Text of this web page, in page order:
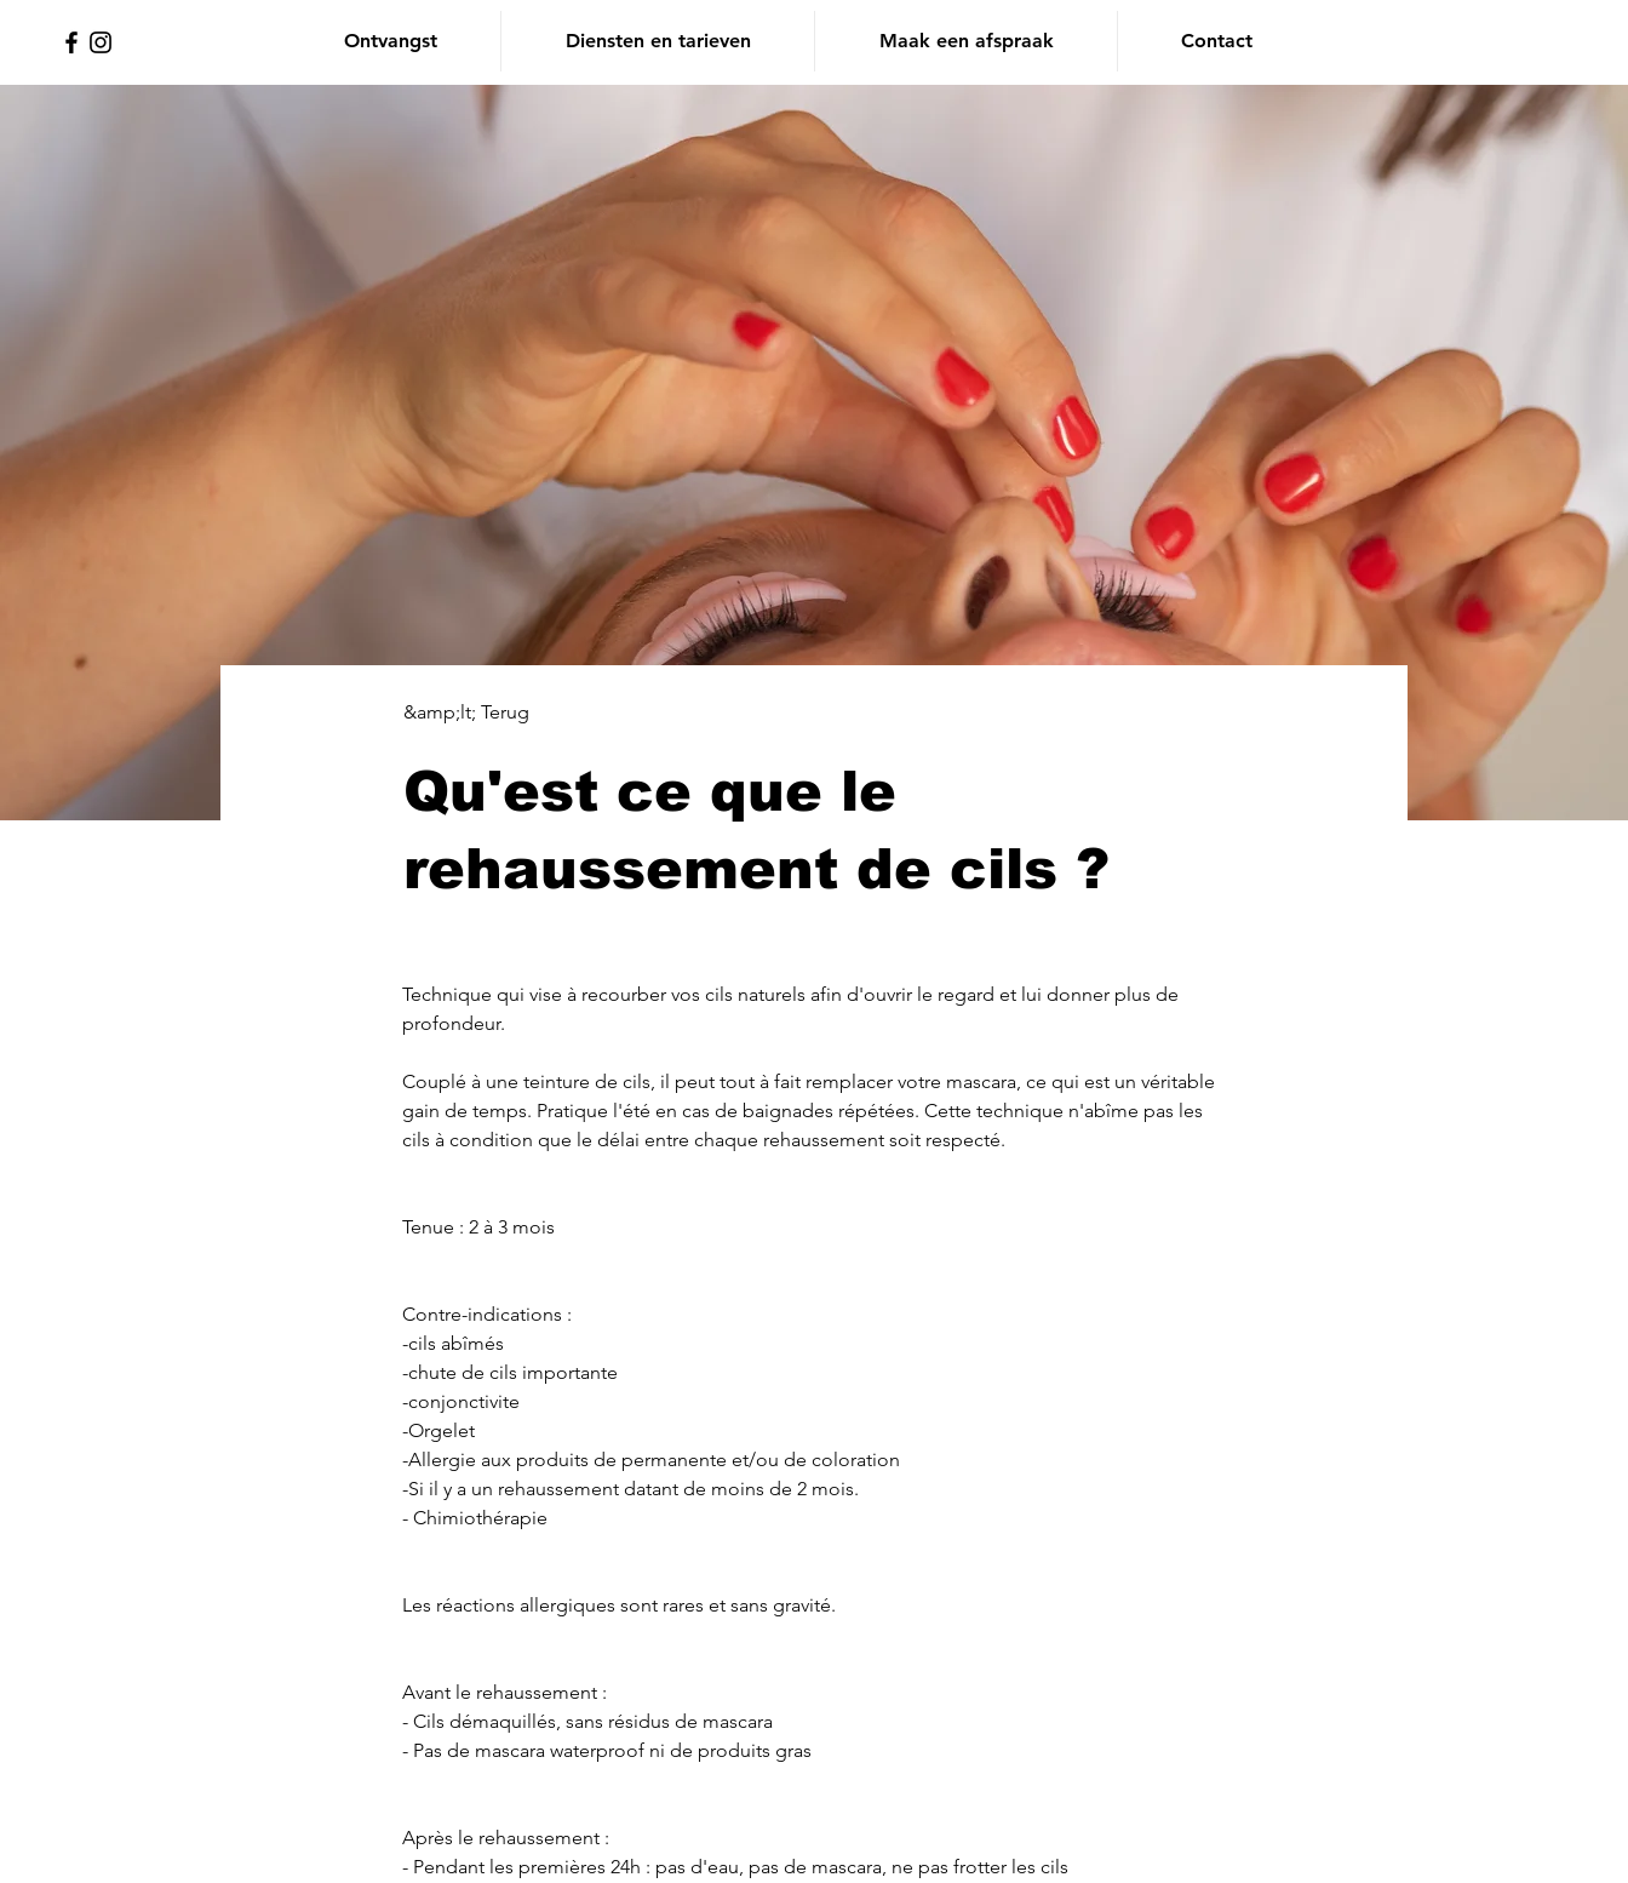
Ontvangst Diensten en tarieven Maak een afspraak Contact
&amp;lt; Terug
Qu'est ce que le
rehaussement de cils ?
Technique qui vise à recourber vos cils naturels afin d'ouvrir le regard et lui donner plus de
profondeur.
Couplé à une teinture de cils, il peut tout à fait remplacer votre mascara, ce qui est un véritable
gain de temps. Pratique l'été en cas de baignades répétées. Cette technique n'abîme pas les
cils à condition que le délai entre chaque rehaussement soit respecté.
Tenue : 2 à 3 mois
Contre-indications :
-cils abîmés
-chute de cils importante
-conjonctivite
-Orgelet
-Allergie aux produits de permanente et/ou de coloration
-Si il y a un rehaussement datant de moins de 2 mois.
- Chimiothérapie
Les réactions allergiques sont rares et sans gravité.
Avant le rehaussement :
- Cils démaquillés, sans résidus de mascara
- Pas de mascara waterproof ni de produits gras
Après le rehaussement :
- Pendant les premières 24h : pas d'eau, pas de mascara, ne pas frotter les cils